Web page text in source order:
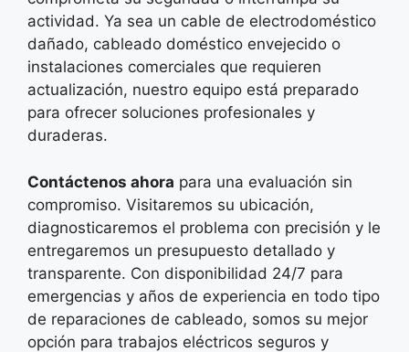
actividad. Ya sea un cable de electrodoméstico
dañado, cableado doméstico envejecido o
instalaciones comerciales que requieren
actualización, nuestro equipo está preparado
para ofrecer soluciones profesionales y
duraderas.
Contáctenos ahora para una evaluación sin
compromiso. Visitaremos su ubicación,
diagnosticaremos el problema con precisión y le
entregaremos un presupuesto detallado y
transparente. Con disponibilidad 24/7 para
emergencias y años de experiencia en todo tipo
de reparaciones de cableado, somos su mejor
opción para trabajos eléctricos seguros y